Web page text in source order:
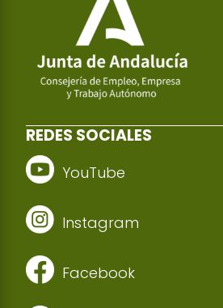
REDES SOCIALES
YouTube
Instagram
Facebook